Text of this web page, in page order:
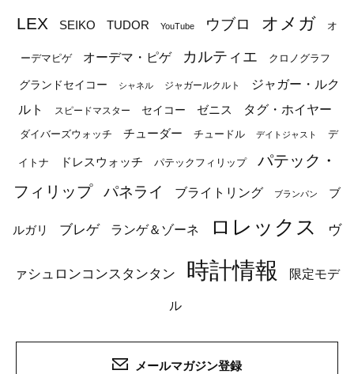
LEX
SEIKO TUDOR YouTube ウブロ オメガ オ
ーデマピゲ オーデマ・ピゲ カルティエ クロノグラフ
グランドセイコー シャネル ジャガールクルト
ジャガー・ルク
ルト
スピードマスター セイコー ゼニス タグ・ホイヤー
ダイバーズウォッチ チューダー チュードル デイトジャスト デ
イトナ ドレスウォッチ パテックフィリップ
パテック・
フィリップ
パネライ ブライトリング ブランパン ブ
ルガリ ブレゲ ランゲ＆ゾーネ ロレックス ヴ
ァシュロンコンスタンタン 時計情報 限定モデ
ル
メールマガジン登録